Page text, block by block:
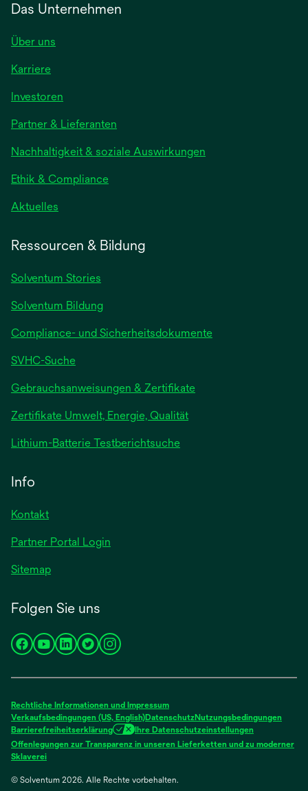
Das Unternehmen
Über uns
Karriere
Investoren
Partner & Lieferanten
Nachhaltigkeit & soziale Auswirkungen
Ethik & Compliance
Aktuelles
Ressourcen & Bildung
Solventum Stories
Solventum Bildung
Compliance- und Sicherheitsdokumente
SVHC-Suche
Gebrauchsanweisungen & Zertifikatewird
Zertifikate Umwelt, Energie, Qualität
Lithium-Batterie Testberichtsuchewird
Info
Kontakt
Partner Portal Login
Sitemap
Folgen Sie uns
wird
neuen
Registerkarte
geöffnet
wird
neuen
Registerkarte
geöffnet
wird
neuen
Registerkarte
geöffnet
wird
neuen
Registerkarte
geöffnet
wird
neuen
Registerkarte
geöffnet
Rechtliche Informationen und Impressum
Verkaufsbedingungen (US, English)DatenschutzNutzungsbedingungen
Barrierefreiheitserklärung
Ihre Datenschutzeinstellungen
Offenlegungen zur Transparenz in unseren Lieferketten und zu moderner
Sklavereiwird
einer
© Solventum 2026. Alle Rechte vorbehalten.